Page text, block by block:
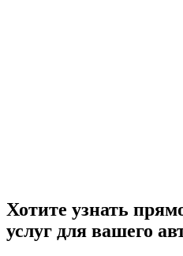
Хотите узнать
услуг для вашего